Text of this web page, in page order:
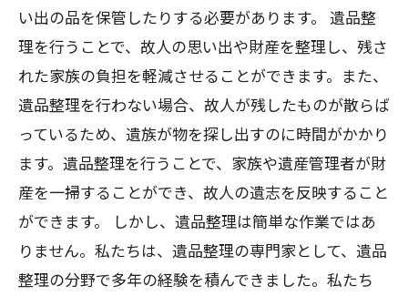
い出の品を保管したりする必要があります。 遺品整
理を行うことで、故人の思い出や財産を整理し、残さ
れた家族の負担を軽減させることができます。また、
遺品整理を行わない場合、故人が残したものが散らば
っているため、遺族が物を探し出すのに時間がかかり
ます。遺品整理を行うことで、家族や遺産管理者が財
産を一掃することができ、故人の遺志を反映すること
ができます。 しかし、遺品整理は簡単な作業ではあ
りません。私たちは、遺品整理の専門家として、遺品
整理の分野で多年の経験を積んできました。私たち